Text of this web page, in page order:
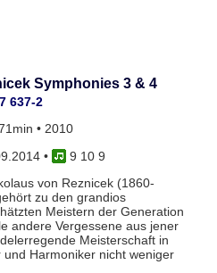
Symphonies 3 & 4
637-2
• 2010
•
9 10 9
von Reznicek (1860-
zu den grandios
Meistern der Generation
andere Vergessene aus jener
Meisterschaft in
Harmoniker nicht weniger